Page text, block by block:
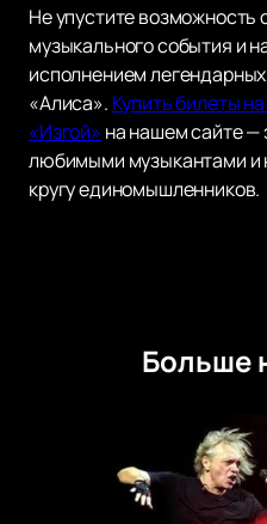
Не упустите возможность
музыкального события и
исполнением
«Алиса». Купить билеты
«Изгой» на нашем сайте —
любимыми музыкантами и
кругу единомышленников.
Больше